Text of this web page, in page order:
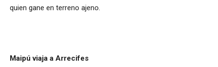
quien gane en terreno ajeno.
Maipú viaja a Arrecifes